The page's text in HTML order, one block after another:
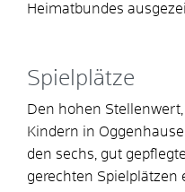
Heimatbundes
Spielplätze
Den hohen
Kindern in
den sechs, gut
gerechten Spielplätzen